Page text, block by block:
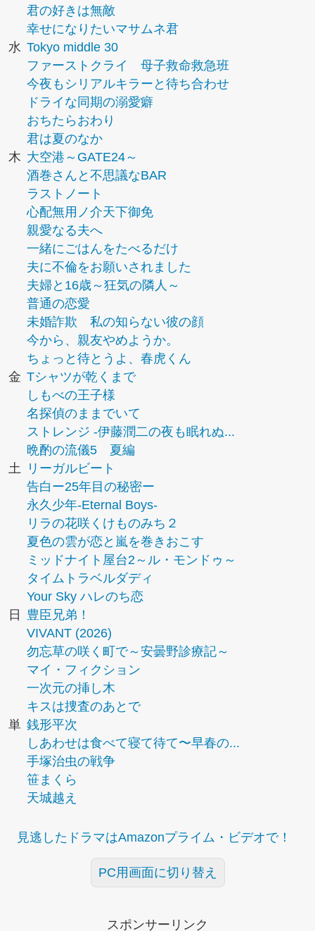
君の好きは無敵
幸せになりたいマサムネ君
水 Tokyo middle 30
ファーストクライ 母子救命救急班
今夜もシリアルキラーと待ち合わせ
ドライな同期の溺愛癖
おちたらおわり
君は夏のなか
木 大空港～GATE24～
酒巻さんと不思議なBAR
ラストノート
心配無用ノ介天下御免
親愛なる夫へ
一緒にごはんをたべるだけ
夫に不倫をお願いされました
夫婦と16歳～狂気の隣人～
普通の恋愛
未婚詐欺 私の知らない彼の顔
今から、親友やめようか。
ちょっと待とうよ、春虎くん
金 Tシャツが乾くまで
しもべの王子様
名探偵のままでいて
ストレンジ -伊藤潤二の夜も眠れぬ...
晩酌の流儀5 夏編
土
リーガルビート
告白ー25年目の秘密ー
永久少年-Eternal Boys-
リラの花咲くけものみち２
夏色の雲が恋と嵐を巻きおこす
ミッドナイト屋台2～ル・モンドゥ～
タイムトラベルダディ
Your Sky ハレのち恋
日
豊臣兄弟！
VIVANT (2026)
勿忘草の咲く町で～安曇野診療記～
マイ・フィクション
一次元の挿し木
キスは捜査のあとで
単 銭形平次
しあわせは食べて寝て待て〜早春の...
手塚治虫の戦争
笹まくら
天城越え
見逃したドラマはAmazonプライム・ビデオで！
PC用画面に切り替え
スポンサーリンク